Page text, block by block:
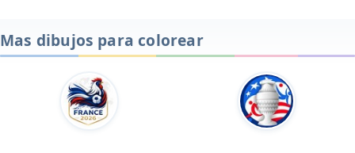
Mas dibujos para colorear